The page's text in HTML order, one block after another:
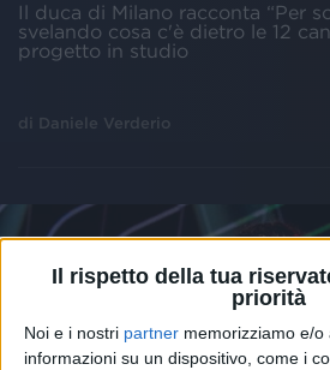
Il rispetto della tua
priorità
Noi e i nostri partner memorizziamo e/o
informazioni su un dispositivo, come i
Il duca di Milano racconta “Per
svelando cosa c'è dietro le 12
progetto in studio
di Daniele Verderio